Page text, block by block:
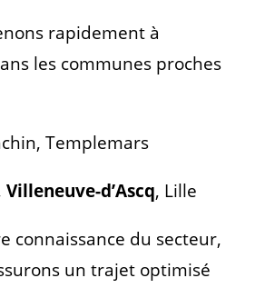
rapidement à
les communes proches
Templemars
Villeneuve-d’Ascq, Lille
connaissance du secteur,
un trajet optimisé